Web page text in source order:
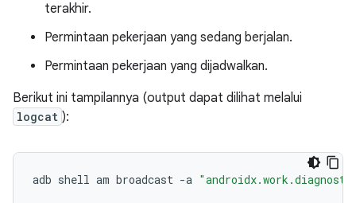
terakhir.
Permintaan pekerjaan yang sedang berjalan.
Permintaan pekerjaan yang dijadwalkan.
Berikut ini tampilannya (output dapat dilihat melalui
logcat ):
adb shell am broadcast -a